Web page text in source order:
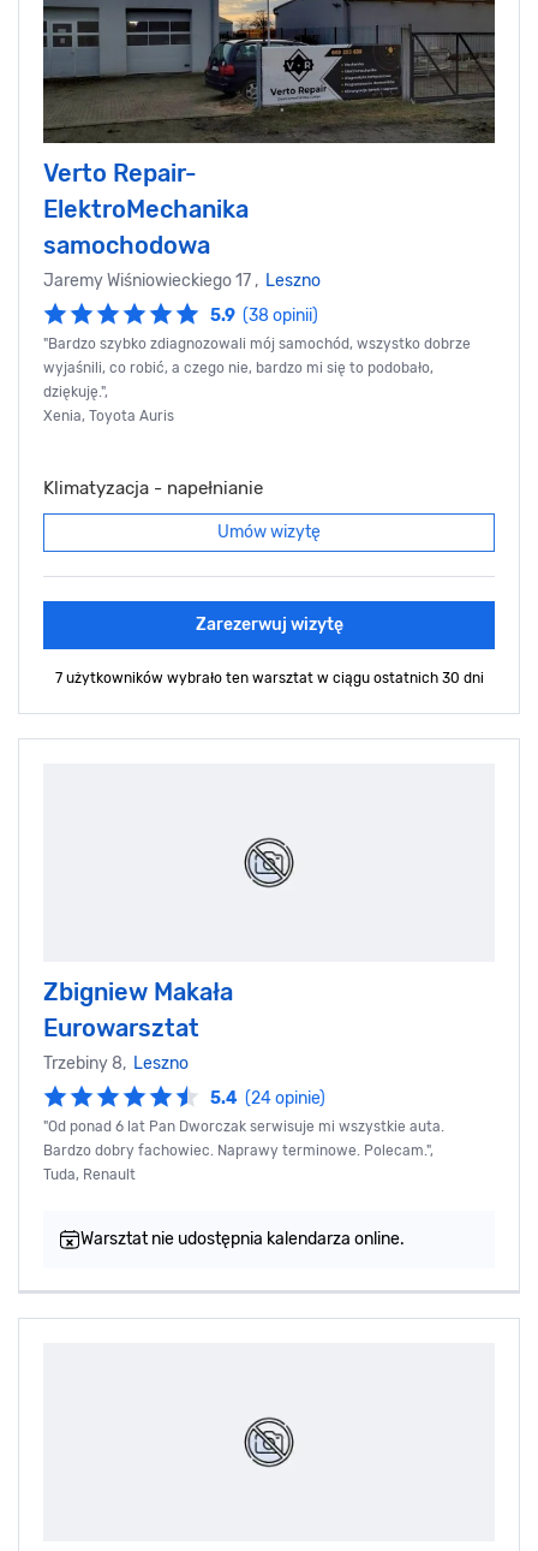
Verto Repair-
ElektroMechanika
samochodowa
Jaremy Wiśniowieckiego 17 , Leszno
5.9 (38 opinii)
"Bardzo szybko zdiagnozowali mój samochód, wszystko dobrze
wyjaśnili, co robić, a czego nie, bardzo mi się to podobało,
dziękuję.",
Xenia, Toyota Auris
Klimatyzacja - napełnianie
Umów wizytę
Zarezerwuj wizytę
7 użytkowników wybrało ten warsztat w ciągu ostatnich 30 dni
Zbigniew Makała
Eurowarsztat
Trzebiny 8, Leszno
5.4 (24 opinie)
"Od ponad 6 lat Pan Dworczak serwisuje mi wszystkie auta.
Bardzo dobry fachowiec. Naprawy terminowe. Polecam.",
Tuda, Renault
Warsztat nie udostępnia kalendarza online.